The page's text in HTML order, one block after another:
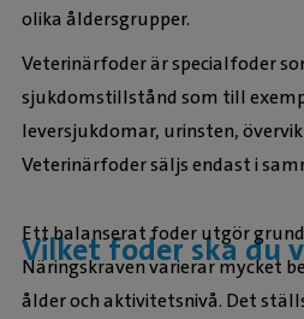
olika åldersgrupper.
Veterinärfoder är specialfoder
sjukdomstillstånd som till
leversjukdomar, urinsten,
Veterinärfoder säljs endast i
Vilket foder ska du
Ett balanserat foder utgör
Näringskraven varierar mycket
ålder och aktivitetsnivå. Det